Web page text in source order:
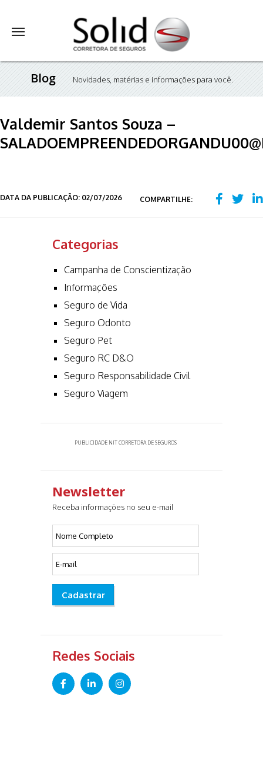
Blog Novidades, matérias e informações para você.
Valdemir Santos Souza –
DATA DA PUBLICAÇÃO: 02/07/2026 COMPARTILHE:
Categorias
Campanha de Conscientização
Informações
Seguro de Vida
Seguro Odonto
Seguro Pet
Seguro RC D&O
Seguro Responsabilidade Civil
Seguro Viagem
PUBLICIDADE NIT CORRETORA DE SEGUROS
Newsletter
Receba informações no seu e-mail
Cadastrar
Redes Sociais